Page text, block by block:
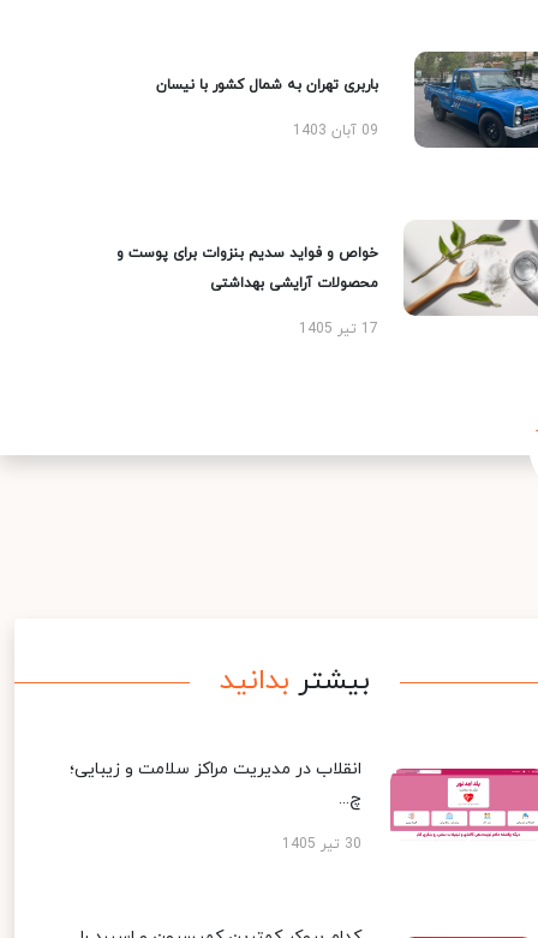
باربری تهران به شمال کشور با نیسان
09 آبان 1403
خواص و فواید سدیم بنزوات برای پوست و
محصولات آرایشی بهداشتی
17 تیر 1405
بیشتر بدانید
انقلاب در مدیریت مراکز سلامت و زیبایی؛
چ...
30 تیر 1405